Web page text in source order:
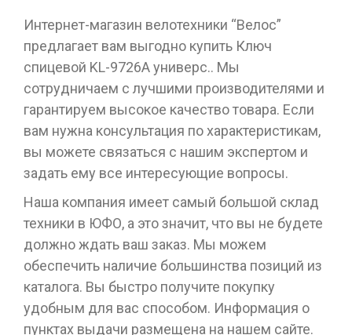
Интернет-магазин велотехники “Велос”
предлагает вам выгодно купить Ключ
спицевой KL-9726A универс.. Мы
сотрудничаем с лучшими производителями и
гарантируем высокое качество товара. Если
вам нужна консультация по характеристикам,
вы можете связаться с нашим экспертом и
задать ему все интересующие вопросы.
Наша компания имеет самый большой склад
техники в ЮФО, а это значит, что вы не будете
должно ждать ваш заказ. Мы можем
обеспечить наличие большинства позиций из
каталога. Вы быстро получите покупку
удобным для вас способом. Информация о
пунктах выдачи размещена на нашем сайте.